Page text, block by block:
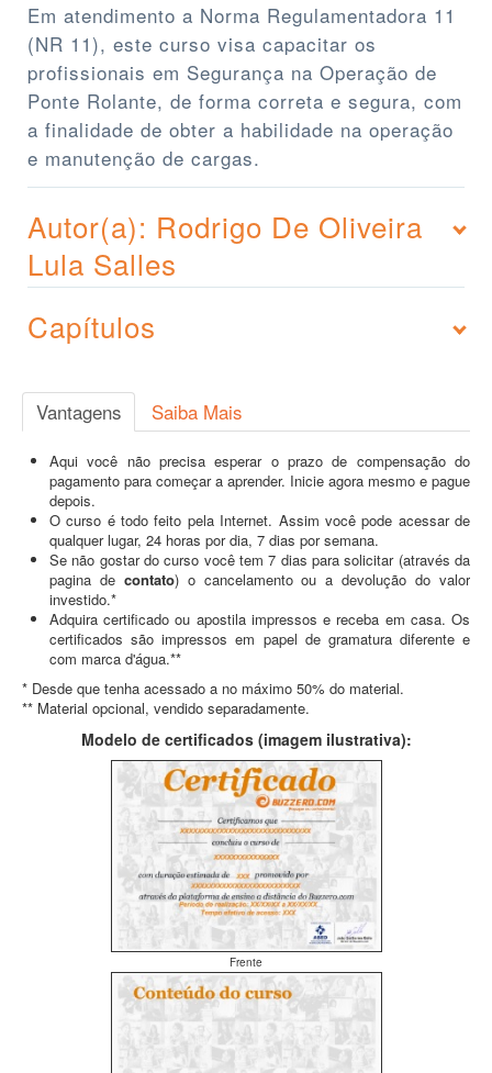
Em atendimento a Norma Regulamentadora 11
(NR 11), este curso visa capacitar os
profissionais em Segurança na Operação de
Ponte Rolante, de forma correta e segura, com
a finalidade de obter a habilidade na operação
e manutenção de cargas.
Autor(a): Rodrigo De Oliveira
Lula Salles
Capítulos
Vantagens Saiba Mais
Aqui você não precisa esperar o prazo de compensação do
pagamento para começar a aprender. Inicie agora mesmo e pague
depois.
O curso é todo feito pela Internet. Assim você pode acessar de
qualquer lugar, 24 horas por dia, 7 dias por semana.
Se não gostar do curso você tem 7 dias para solicitar (através da
pagina de contato) o cancelamento ou a devolução do valor
investido.*
Adquira certificado ou apostila impressos e receba em casa. Os
certificados são impressos em papel de gramatura diferente e
com marca d'água.**
* Desde que tenha acessado a no máximo 50% do material.
** Material opcional, vendido separadamente.
Modelo de certificados (imagem ilustrativa):
Frente